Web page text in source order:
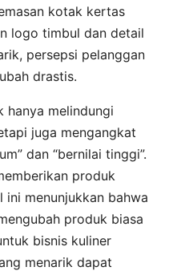
kotak kertas
logo timbul dan detail
persepsi pelanggan
drastis.
hanya melindungi
juga mengangkat
dan “bernilai tinggi”.
produk
ini menunjukkan bahwa
produk biasa
bisnis kuliner
menarik dapat